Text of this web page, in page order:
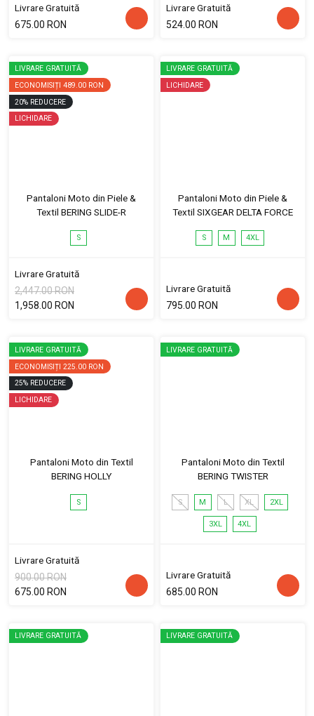
Livrare Gratuită
675.00 RON
Livrare Gratuită
524.00 RON
LIVRARE GRATUITĂ
ECONOMISIȚI 489.00 RON
20% REDUCERE
LICHIDARE
Pantaloni Moto din Piele &
Textil BERING SLIDE-R
S
Livrare Gratuită
2,447.00 RON
1,958.00 RON
LIVRARE GRATUITĂ
LICHIDARE
Pantaloni Moto din Piele &
Textil SIXGEAR DELTA FORCE
S M 4XL
Livrare Gratuită
795.00 RON
LIVRARE GRATUITĂ
ECONOMISIȚI 225.00 RON
25% REDUCERE
LICHIDARE
Pantaloni Moto din Textil
BERING HOLLY
S
Livrare Gratuită
900.00 RON
675.00 RON
LIVRARE GRATUITĂ
Pantaloni Moto din Textil
BERING TWISTER
S M L XL 2XL
3XL 4XL
Livrare Gratuită
685.00 RON
LIVRARE GRATUITĂ LIVRARE GRATUITĂ